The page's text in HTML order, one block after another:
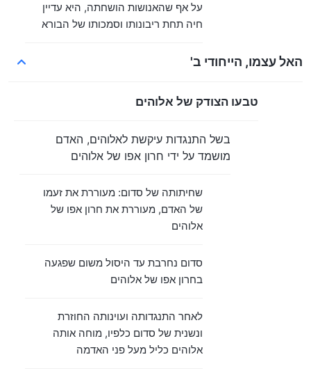
על אף שהאנושות הושחתה, היא עדיין
חיה תחת ריבונותו וסמכותו של הבורא
האל עצמו, הייחודי ב'
טבעו הצודק של אלוהים
בשל התנגדות עיקשת לאלוהים, האדם
מושמד על ידי חרון אפו של אלוהים
שחיתותה של סדום: מעוררת את זעמו
של האדם, מעוררת את חרון אפו של
אלוהים
סדום נחרבת עד היסול משום שפגעה
בחרון אפו של אלוהים
לאחר התנגדותה ועוינותה החוזרת
ונשנית של סדום כלפיו, מוחה אותה
אלוהים כליל מעל פני האדמה